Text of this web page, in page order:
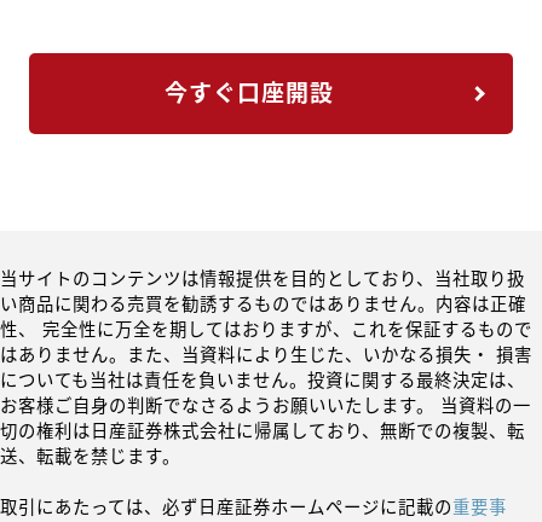
今すぐ口座開設
当サイトのコンテンツは情報提供を目的としており、当社取り扱
い商品に関わる売買を勧誘するものではありません。内容は正確
性、 完全性に万全を期してはおりますが、これを保証するもので
はありません。また、当資料により生じた、いかなる損失・ 損害
についても当社は責任を負いません。投資に関する最終決定は、
お客様ご自身の判断でなさるようお願いいたします。 当資料の一
切の権利は日産証券株式会社に帰属しており、無断での複製、転
送、転載を禁じます。
取引にあたっては、必ず日産証券ホームページに記載の重要事